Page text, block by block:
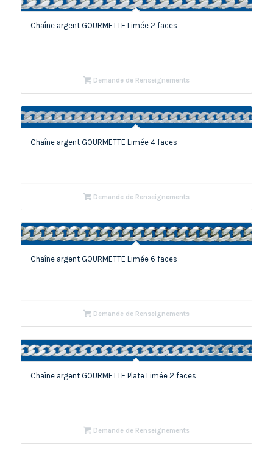
Chaîne argent GOURMETTE Limée 2 faces
Demande de Renseignements
Chaîne argent GOURMETTE Limée 4 faces
Demande de Renseignements
Chaîne argent GOURMETTE Limée 6 faces
Demande de Renseignements
Chaîne argent GOURMETTE Plate Limée 2 faces
Demande de Renseignements